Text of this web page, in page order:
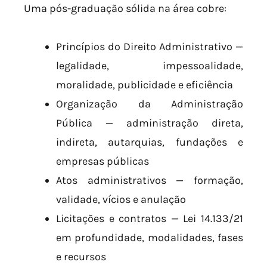
Uma pós-graduação sólida na área cobre:
Princípios do Direito Administrativo —
legalidade, impessoalidade,
moralidade, publicidade e eficiência
Organização da Administração
Pública — administração direta,
indireta, autarquias, fundações e
empresas públicas
Atos administrativos — formação,
validade, vícios e anulação
Licitações e contratos — Lei 14.133/21
em profundidade, modalidades, fases
e recursos